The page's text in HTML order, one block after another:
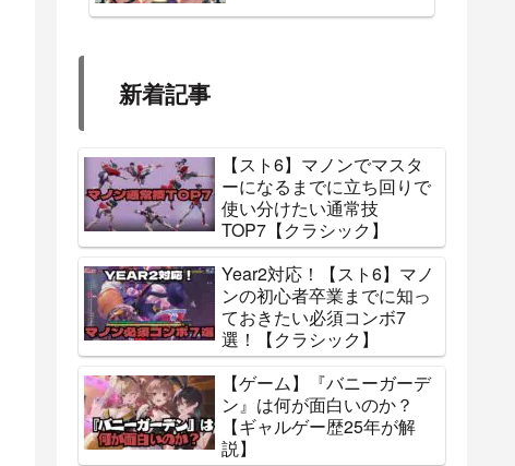
スチューム画像まとめ
【脱衣込み】
【ストⅤ】ポイズン 全コ
スチューム画像まとめ
【脱衣込み】
新着記事